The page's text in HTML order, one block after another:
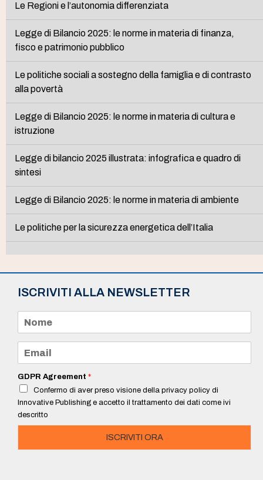
Le Regioni e l’autonomia differenziata
Legge di Bilancio 2025: le norme in materia di finanza,
fisco e patrimonio pubblico
Le politiche sociali a sostegno della famiglia e di contrasto
alla povertà
Legge di Bilancio 2025: le norme in materia di cultura e
istruzione
Legge di bilancio 2025 illustrata: infografica e quadro di
sintesi
Legge di Bilancio 2025: le norme in materia di ambiente
Le politiche per la sicurezza energetica dell’Italia
ISCRIVITI ALLA NEWSLETTER
m
e
a
i
*
GDPR Agreement *
Confermo di aver preso visione della privacy policy di
Innovative Publishing e accetto il trattamento dei dati come ivi
descritto
ISCRIVITI ORA